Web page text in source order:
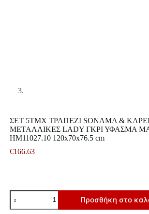
ΣΕΤ 5ΤΜΧ ΤΡΑΠΕΖΙ SONAMA &
ΜΕΤΑΛΛΙΚΕΣ LADY ΓΚΡΙ ΥΦΑΣΜΑ
HM11027.10 120x70x76.5 cm
€166.63
ΣΕΤ
5ΤΜΧ
ΤΡΑΠΕΖΙ
Προσθήκη στο